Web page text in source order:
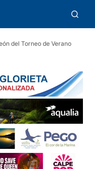
del Torneo de Verano